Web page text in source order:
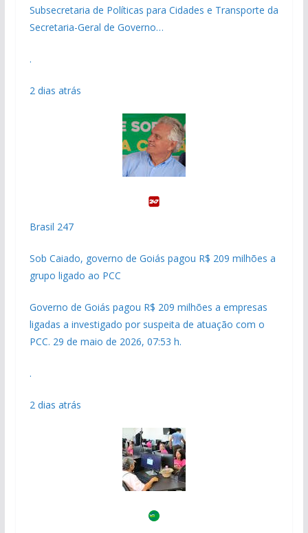
Subsecretaria de Políticas para Cidades e Transporte da
Secretaria-Geral de Governo…
.
2 dias atrás
Brasil 247
Sob Caiado, governo de Goiás pagou R$ 209 milhões a
grupo ligado ao PCC
Governo de Goiás pagou R$ 209 milhões a empresas
ligadas a investigado por suspeita de atuação com o
PCC. 29 de maio de 2026, 07:53 h.
.
2 dias atrás